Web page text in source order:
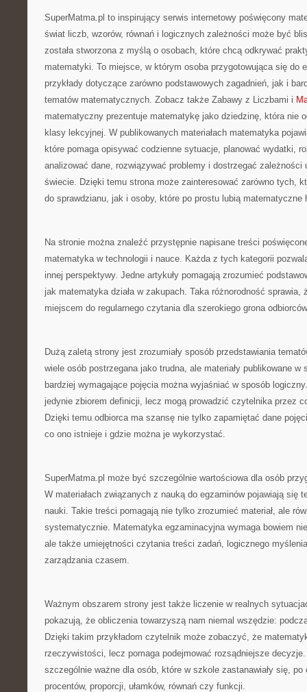
SuperMatma.pl to inspirujący serwis internetowy poświęcony
świat liczb, wzorów, równań i logicznych zależności może być
została stworzona z myślą o osobach, które chcą odkrywać
matematyki. To miejsce, w którym osoba przygotowująca się do
przykłady dotyczące zarówno podstawowych zagadnień, jak i
tematów matematycznych. Zobacz także Zabawy z Liczbami i
matematyczny prezentuje matematykę jako dziedzinę, która nie
klasy lekcyjnej. W publikowanych materiałach matematyka
które pomaga opisywać codzienne sytuacje, planować wydatki,
analizować dane, rozwiązywać problemy i dostrzegać zależności
świecie. Dzięki temu strona może zainteresować zarówno tych,
do sprawdzianu, jak i osoby, które po prostu lubią matematyczne
Na stronie można znaleźć przystępnie napisane treści
matematyka w technologii i nauce. Każda z tych kategorii
innej perspektywy. Jedne artykuły pomagają zrozumieć
jak matematyka działa w zakupach. Taka różnorodność sprawia,
miejscem do regularnego czytania dla szerokiego grona
Dużą zaletą strony jest zrozumiały sposób przedstawiania
wiele osób postrzegana jako trudna, ale materiały publikowane w
bardziej wymagające pojęcia można wyjaśniać w sposób
jedynie zbiorem definicji, lecz mogą prowadzić czytelnika przez
Dzięki temu odbiorca ma szansę nie tylko zapamiętać dane
co ono istnieje i gdzie można je wykorzystać.
SuperMatma.pl może być szczególnie wartościowa dla osób
W materiałach związanych z nauką do egzaminów pojawiają się
nauki. Takie treści pomagają nie tylko zrozumieć materiał, ale
systematycznie. Matematyka egzaminacyjna wymaga bowiem
ale także umiejętności czytania treści zadań, logicznego
zarządzania czasem.
Ważnym obszarem strony jest także liczenie w realnych
pokazują, że obliczenia towarzyszą nam niemal wszędzie:
Dzięki takim przykładom czytelnik może zobaczyć, że
rzeczywistości, lecz pomaga podejmować rozsądniejsze
szczególnie ważne dla osób, które w szkole zastanawiały się, po
procentów, proporcji, ułamków, równań czy funkcji.